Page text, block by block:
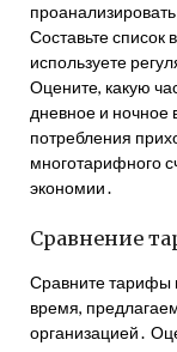
Составьте список
используете
Оцените, какую
дневное и ночное
потребления
многотарифного
экономии․
Сравнение
Сравните тарифы
время,
организацией․